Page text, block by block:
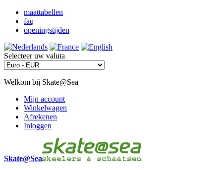
maattabellen
faq
openingstijden
Selecteer uw valuta
Welkom bij Skate@Sea
Mijn account
Winkelwagen
Afrekenen
Inloggen
Skate@Sea